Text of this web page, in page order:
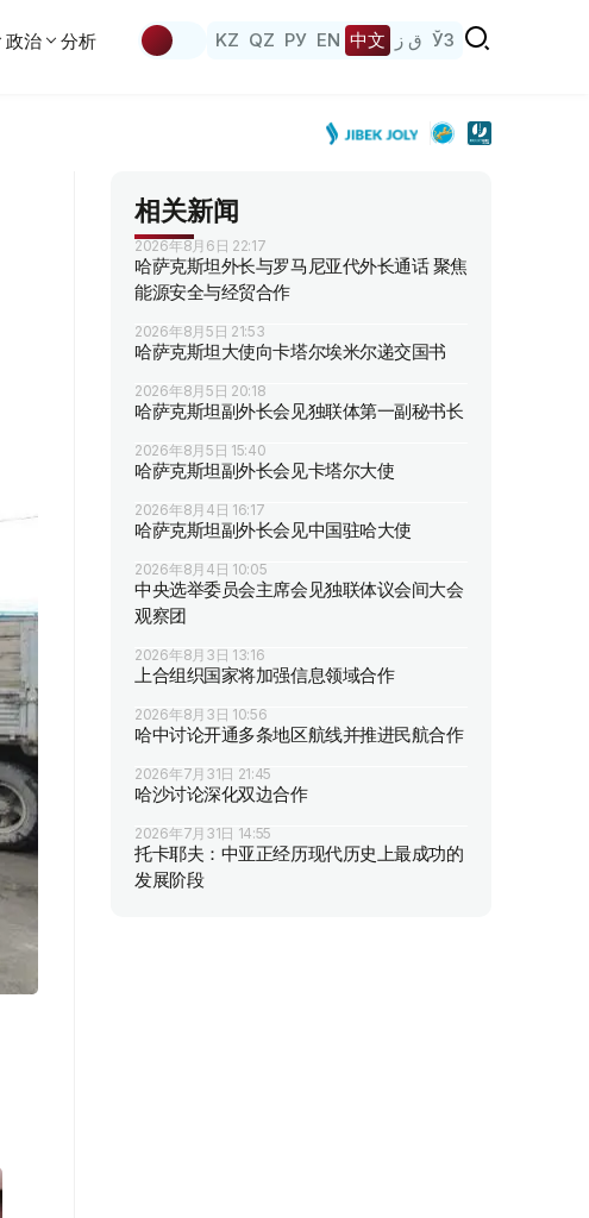
政治 分析 KZ QZ РУ EN 中文 ق ز ЎЗ
相关新闻
2026年8月6日 22:17
哈萨克斯坦外长与罗马尼亚代外长通话 聚焦
能源安全与经贸合作
2026年8月5日 21:53
哈萨克斯坦大使向卡塔尔埃米尔递交国书
2026年8月5日 20:18
哈萨克斯坦副外长会见独联体第一副秘书长
2026年8月5日 15:40
哈萨克斯坦副外长会见卡塔尔大使
2026年8月4日 16:17
哈萨克斯坦副外长会见中国驻哈大使
2026年8月4日 10:05
中央选举委员会主席会见独联体议会间大会
观察团
2026年8月3日 13:16
上合组织国家将加强信息领域合作
2026年8月3日 10:56
哈中讨论开通多条地区航线并推进民航合作
2026年7月31日 21:45
哈沙讨论深化双边合作
2026年7月31日 14:55
托卡耶夫：中亚正经历现代历史上最成功的
发展阶段